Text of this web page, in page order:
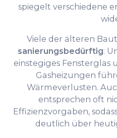
spiegelt verschiedene
Viele der älteren
sanierungsbedürftig:
einstegiges Fensterglas
Gasheizungen
Wärmeverlusten.
entsprechen oft
Effizienzvorgaben,
deutlich über